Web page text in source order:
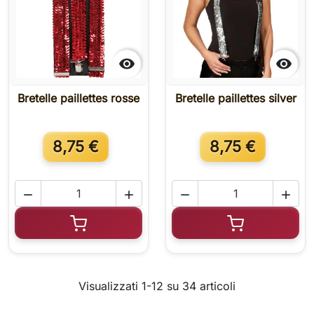

Bretelle paillettes rosse
8,75 €


Aggiungi al carrello

Bretelle paillettes silver
8,75 €


Aggiungi al
Visualizzati 1-12 su 34 articoli